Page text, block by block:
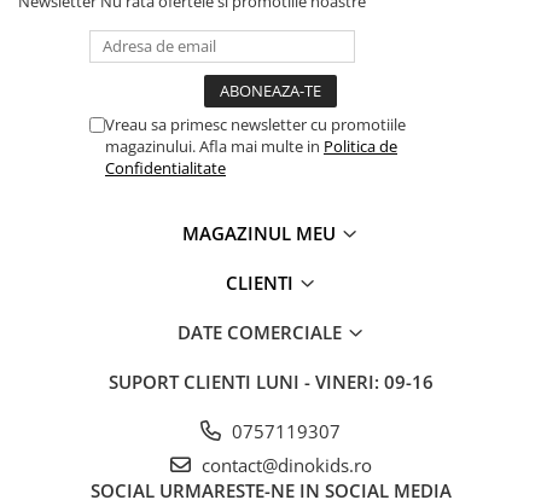
Vreau sa primesc newsletter cu promotiile
magazinului. Afla mai multe in Politica de
Confidentialitate
MAGAZINUL MEU
CLIENTI
DATE COMERCIALE
SUPORT CLIENTI LUNI - VINERI: 09-16
0757119307
contact@dinokids.ro
SOCIAL URMARESTE-NE IN SOCIAL MEDIA